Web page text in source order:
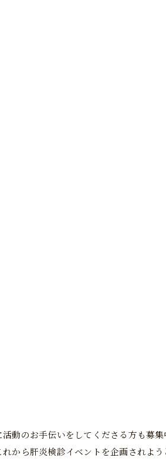
動のお手伝いをしてくださる方も募
から肝炎検診イベントを企画されよ